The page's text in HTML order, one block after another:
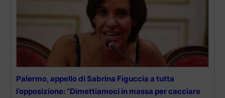
Palermo, appello di Sabrina Figuccia a tutta
l’opposizione: “Dimettiamoci in massa per cacciare